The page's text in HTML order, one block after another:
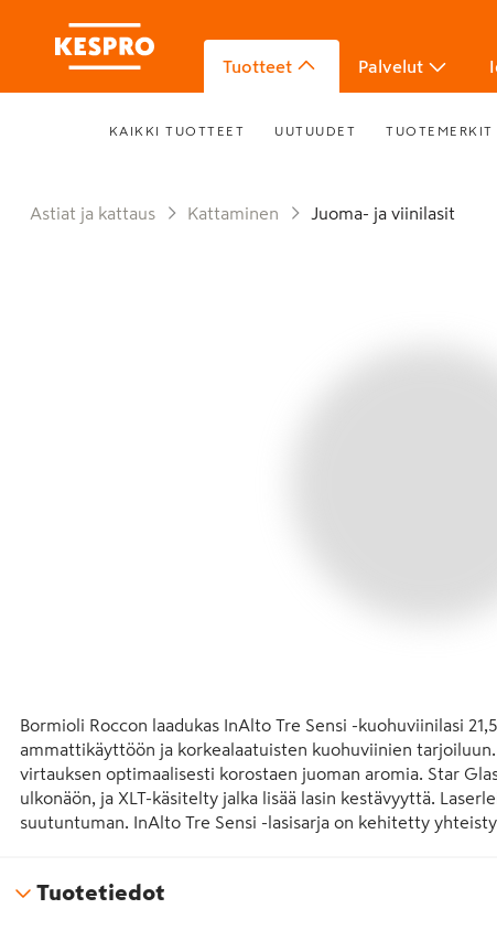
Tuotteet Palvelut
KAIKKI TUOTTEET UUTUUDET TUOTEMERKIT
Astiat ja kattaus Kattaminen Juoma- ja viinilasit
Bormioli Roccon laadukas InAlto Tre Sensi -kuohuviinilasi
ammattikäyttöön ja korkealaatuisten kuohuviinien
virtauksen optimaalisesti korostaen juoman aromia. Star
ulkonäön, ja XLT-käsitelty jalka lisää lasin kestävyyttä.
suutuntuman. InAlto Tre Sensi -lasisarja on kehitetty
Tuotetiedot